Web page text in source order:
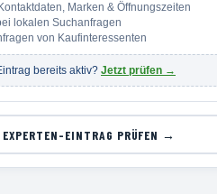
Marken & Öffnungszeiten
lokalen Suchanfragen
von Kaufinteressenten
bereits aktiv? Jetzt prüfen →
EXPERTEN-EINTRAG PRÜFEN →